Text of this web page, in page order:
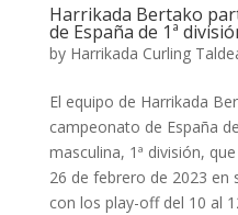
Harrikada Bertako
de España de 1ª
by Harrikada Curling
El equipo de Harrikada
campeonato de España
masculina, 1ª división,
26 de febrero de 2023 en
con los play-off del 10 al